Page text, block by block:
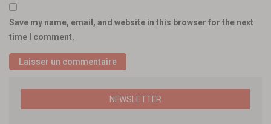
Save my name, email, and website in this browser for the next
time I comment.
NEWSLETTER